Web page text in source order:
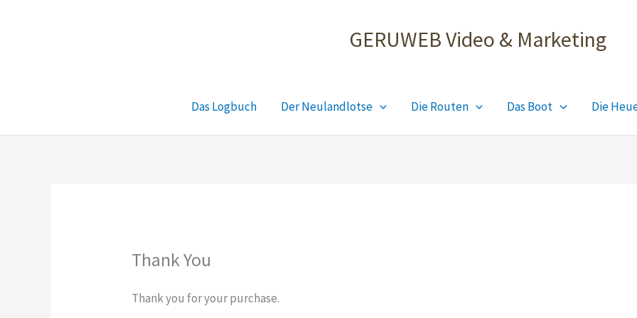
GERUWEB Video & Marketing
Das Logbuch Der Neulandlotse Die Routen Das Boot Die
Thank You
Thank you for your purchase.